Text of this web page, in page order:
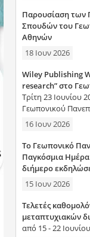
η
σ
η
ς
Παρουσίαση των
Σπουδών του
Αθηνών
18 Ιουν 2026
Wiley Publishing
research” στο
Τρίτη 23 Ιουνίου
Γεωπονικού
16 Ιουν 2026
Το Γεωπονικό
Παγκόσμια Ημέρα
διήμερο
15 Ιουν 2026
Τελετές
μεταπτυχιακών
από 15 - 22 Ιουνίου